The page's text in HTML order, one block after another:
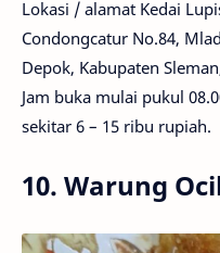
Lokasi / alamat Kedai
Condongcatur No.84,
Depok, Kabupaten
Jam buka mulai pukul
sekitar 6 – 15 ribu rupiah.
10. Warung